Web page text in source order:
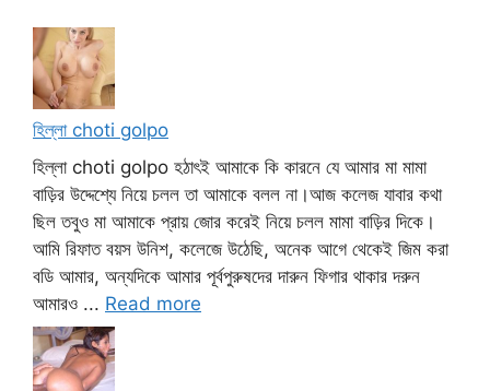
হিল্লা choti golpo
হিল্লা choti golpo হঠাৎই আমাকে কি কারনে যে আমার মা মামা
বাড়ির উদ্দেশ্যে নিয়ে চলল তা আমাকে বলল না।আজ কলেজ যাবার কথা
ছিল তবুও মা আমাকে প্রায় জোর করেই নিয়ে চলল মামা বাড়ির দিকে।
আমি রিফাত বয়স উনিশ, কলেজে উঠেছি, অনেক আগে থেকেই জিম করা
বডি আমার, অন্যদিকে আমার পূর্বপুরুষদের দারুন ফিগার থাকার দরুন
আমারও ... Read more